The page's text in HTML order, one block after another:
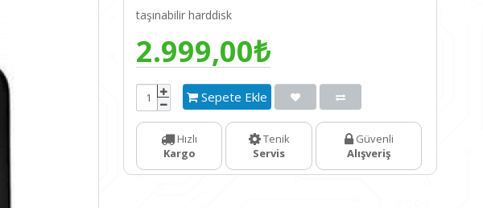
taşınabilir harddisk
2.999,00₺
Sepete Ekle
Hızlı
Kargo
Tenik
Servis
Güvenli
Alışveriş